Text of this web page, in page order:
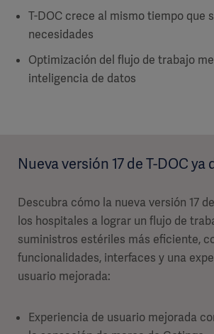
T-DOC crece al mismo tiempo que
necesidades
Optimización del flujo de trabajo
inteligencia de datos
Nueva versión 17 de T-DOC
Descubra cómo la nueva versión 17
los hospitales a lograr un flujo de
suministros estériles más eficiente,
funcionalidades, interfaces y una
usuario mejorada:
Experiencia de usuario mejorada